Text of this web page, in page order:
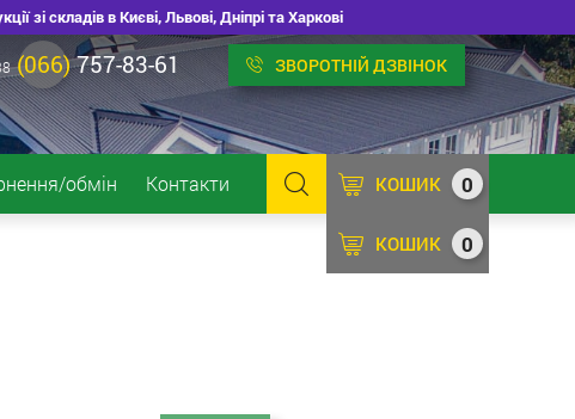
складів в Києві, Львові, Дніпрі та Харкові
(066)757-83-61 ЗВОРОТНІЙ ДЗВІНОК
обмін Контакти 0
КОШИК
0
КОШИК